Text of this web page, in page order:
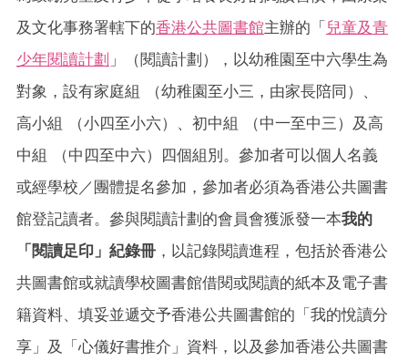
及文化事務署轄下的香港公共圖書館主辦的「兒童及青
少年閱讀計劃 」（閱讀計劃），以幼稚園至中六學生為
對象，設有家庭組 （幼稚園至小三，由家長陪同）、
高小組 （小四至小六）、初中組 （中一至中三）及高
中組 （中四至中六）四個組別。參加者可以個人名義
或經學校／團體提名參加，參加者必須為香港公共圖書
館登記讀者。參與閱讀計劃的會員會獲派發一本我的
「閱讀足印」紀錄冊 ，以記錄閱讀進程，包括於香港公
共圖書館或就讀學校圖書館借閱或閱讀的紙本及電子書
籍資料、填妥並遞交予香港公共圖書館的「我的悅讀分
享」及「心儀好書推介」資料，以及參加香港公共圖書